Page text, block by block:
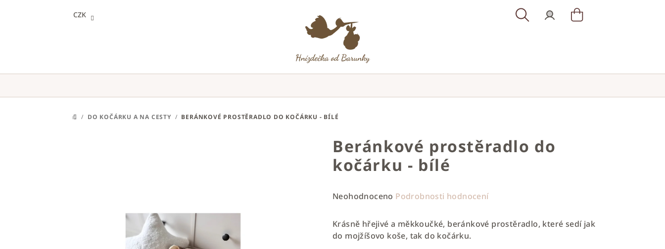
CZK
DOMŮ
/ DO KOČÁRKU A NA CESTY / BERÁNKOVÉ PROSTĚRADLO DO KOČÁRKU - BÍLÉ
Beránkové prostěradlo do
kočárku - bílé
Průměrné
produktu
je
Neohodnoceno Podrobnosti hodnocení
Krásně hřejivé a měkkoučké, beránkové prostěradlo, které sedí jak
do mojžíšovo koše, tak do kočárku.